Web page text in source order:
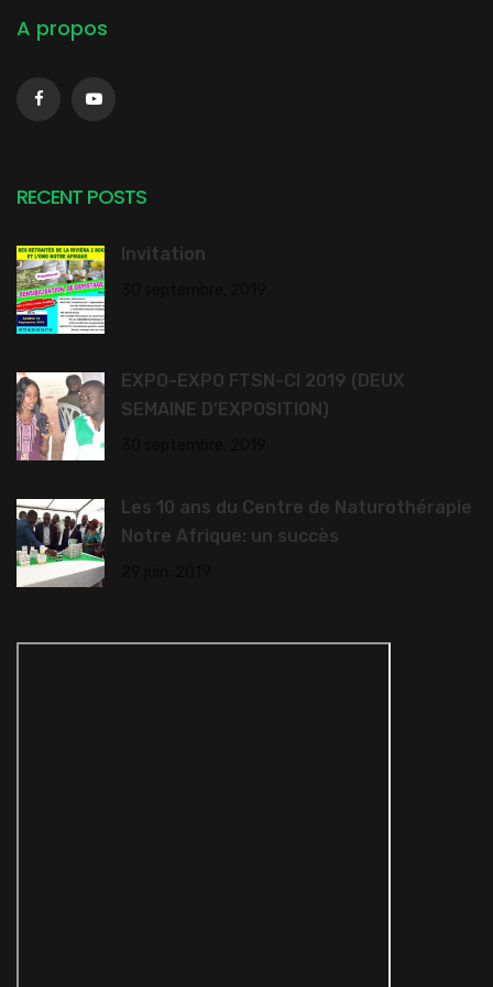
A propos
RECENT POSTS
Invitation
EXPO-EXPO FTSN-CI 2019 (DEUX
SEMAINE D’EXPOSITION)
Les 10 ans du Centre de Naturothérapie
Notre Afrique: un succès